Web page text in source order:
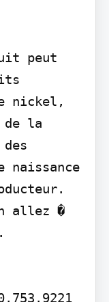
peut
nickel,
la
naissance
allez �